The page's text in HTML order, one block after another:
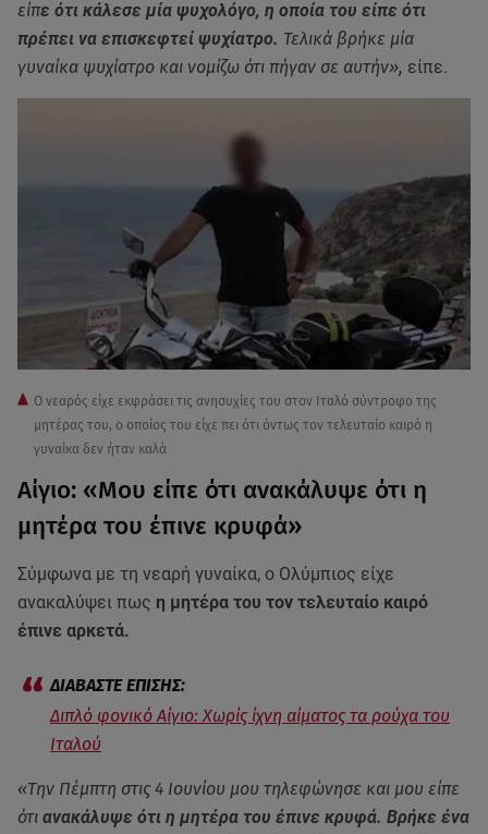
είπε ότι κάλεσε μία ψυχολόγο, η οποία του είπε ότι
πρέπει να επισκεφτεί ψυχίατρο. Τελικά βρήκε μία
γυναίκα ψυχίατρο και νομίζω ότι πήγαν σε αυτήν», είπε.
Ο νεαρός είχε εκφράσει τις ανησυχίες του στον Ιταλό σύντροφο της
μητέρας του, ο οποίος του είχε πει ότι όντως τον τελευταίο καιρό η
γυναίκα δεν ήταν καλά
Αίγιο: «Μου είπε ότι ανακάλυψε ότι η
μητέρα του έπινε κρυφά»
Σύμφωνα με τη νεαρή γυναίκα, ο Ολύμπιος είχε
ανακαλύψει πως η μητέρα του τον τελευταίο καιρό
έπινε αρκετά.
Διπλό φονικό Αίγιο: Χωρίς ίχνη αίματος τα ρούχα του
Ιταλού
«Την Πέμπτη στις 4 Ιουνίου μου τηλεφώνησε και μου είπε
ότι ανακάλυψε ότι η μητέρα του έπινε κρυφά. Βρήκε ένα